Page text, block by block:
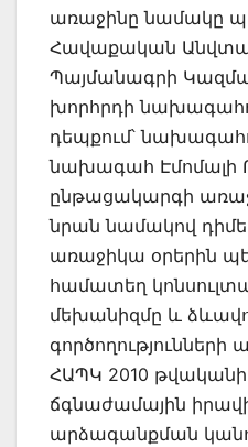
առաջինը նամակը
Հավաքական
Պայմանագրի
խորհրդի
դեպքում՝
նախագահ Էմոմալի
ընթացակարգի
նրան նամակով
առաջիկա օրերին
համատեղ
մեխանիզմը և
ՀԱՊԿ 2010 թվականի
ճգնաժամային
արձագանքման